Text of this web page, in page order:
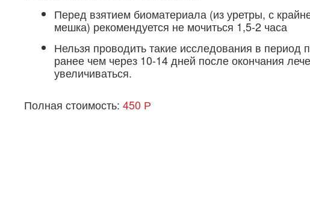
Перед взятием биоматериала (из уретры, с
мешка) рекомендуется не мочиться 1,5-2 часа
Нельзя проводить такие исследования в
ранее чем через 10-14 дней после окончания
увеличиваться.
Полная стоимость: 450 Р